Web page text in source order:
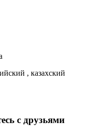
, казахский
с друзьями